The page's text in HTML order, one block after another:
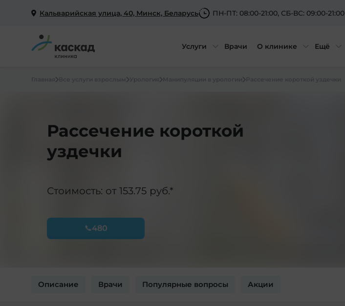
Кальварийская улица, 40, Минск, Беларусь ПН-ПТ: 08:00-21:00, СБ-ВС: 09:00-21:00
Услуги Врачи О клинике Ещё
Рассечение короткой
уздечки
Стоимость: от 153.75 руб.*
480
Описание Врачи Популярные вопросы Акции